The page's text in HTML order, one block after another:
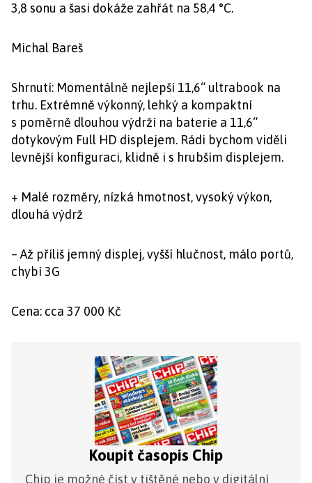
3,8 sonu a šasi dokáže zahřát na 58,4 °C.
Michal Bareš
Shrnutí: Momentálně nejlepší 11,6“ ultrabook na
trhu. Extrémně výkonný, lehký a kompaktní
s poměrně dlouhou výdrží na baterie a 11,6“
dotykovým Full HD displejem. Rádi bychom viděli
levnější konfiguraci, klidně i s hrubším displejem.
+ Malé rozměry, nízká hmotnost, vysoký výkon,
dlouhá výdrž
– Až příliš jemný displej, vyšší hlučnost, málo portů,
chybí 3G
Cena: cca 37 000 Kč
Koupit časopis Chip
Chip je možné číst v tištěné nebo v digitální